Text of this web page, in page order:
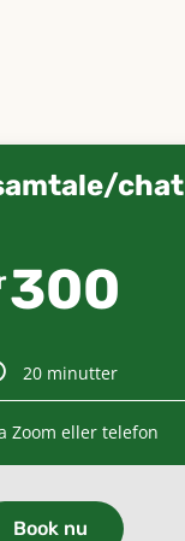
chat
300
20 minutter
Zoom eller telefon
Book nu